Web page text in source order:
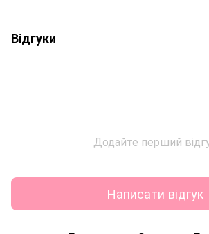
Відгуки
Додайте перший
Написати відгук